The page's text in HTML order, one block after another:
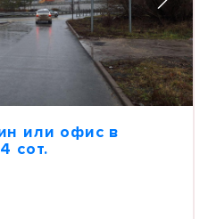
или офис в
сот.